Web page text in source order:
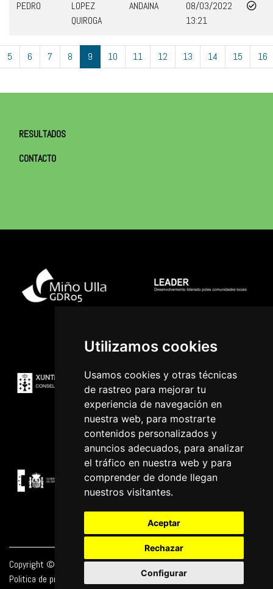
Utilizamos cookies
Usamos cookies y otras técnicas
de rastreo para mejorar tu
experiencia de navegación en
nuestra web, para mostrarte
contenidos personalizados y
anuncios adecuados, para analizar
el tráfico en nuestra web y para
comprender de donde llegan
nuestros visitantes.
Aceptar
Rechazar
Configurar
PEDRO
LOPEZ
QUIROGA
ANDAINA
08/03/2022
13:21
5 6 7 8 9 10 11 12 13 14 15 16
RESULTADOS
CONTACTO
Copyright © 2026 | Powered byCCNorte Desarrollo|Nota legal|
Politica de privacidade